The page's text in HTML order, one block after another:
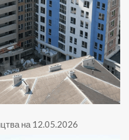
на 12.05.2026